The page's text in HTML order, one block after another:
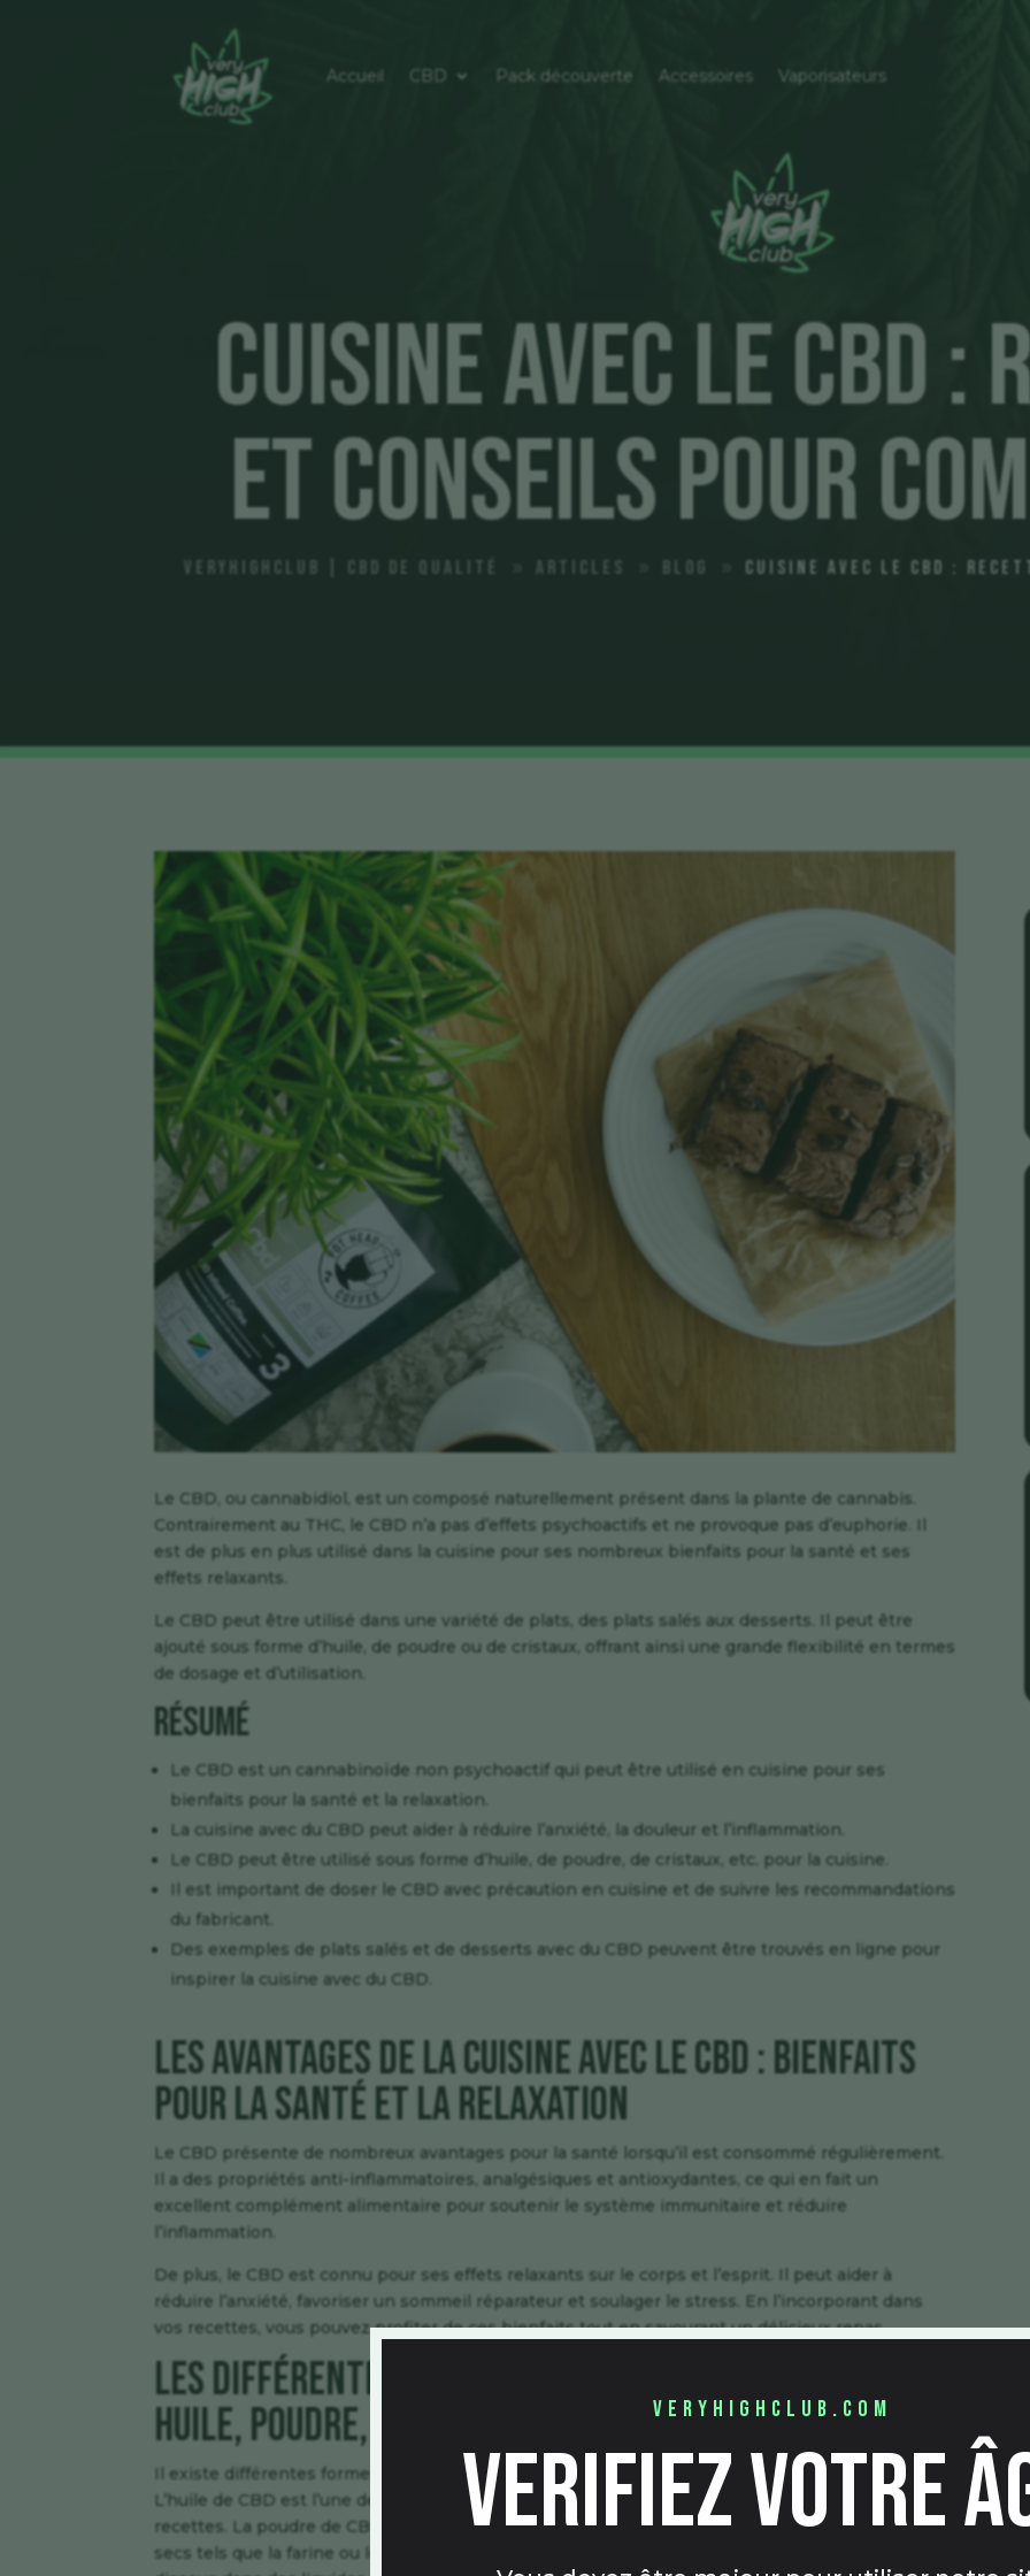
Accueil Pack découverte Accessoires Vaporisateurs
Cuisine avec le CBD :
et Conseils pour
VeryHighClub | CBD de qualité Articles Cuisine avec le CBD :
Le CBD, ou cannabidiol, est un composé naturellement présent dans la plante de cannabis.
Contrairement au THC, le CBD n’a pas d’effets psychoactifs et ne provoque pas d’euphorie. Il
est de plus en plus utilisé dans la cuisine pour ses nombreux bienfaits pour la santé et ses
effets relaxants.
Le CBD peut être utilisé dans une variété de plats, des plats salés aux desserts. Il peut être
ajouté sous forme d’huile, de poudre ou de cristaux, offrant ainsi une grande flexibilité en termes
de dosage et d’utilisation.
Résumé
Le CBD est un cannabinoïde non psychoactif qui peut être utilisé en cuisine pour ses
bienfaits pour la santé et la relaxation.
La cuisine avec du CBD peut aider à réduire l’anxiété, la douleur et l’inflammation.
Le CBD peut être utilisé sous forme d’huile, de poudre, de cristaux, etc. pour la cuisine.
Il est important de doser le CBD avec précaution en cuisine et de suivre les recommandations
du fabricant.
Des exemples de plats salés et de desserts avec du CBD peuvent être trouvés en ligne pour
inspirer la cuisine avec du CBD.
Les avantages de la cuisine avec le CBD : bienfaits
pour la santé et la relaxation
Le CBD présente de nombreux avantages pour la santé lorsqu’il est consommé régulièrement.
Il a des propriétés anti-inflammatoires, analgésiques et antioxydantes, ce qui en fait un
excellent complément alimentaire pour soutenir le système immunitaire et réduire
l’inflammation.
De plus, le CBD est connu pour ses effets relaxants sur le corps et l’esprit. Il peut aider à
réduire l’anxiété, favoriser un sommeil réparateur et soulager le stress. En l’incorporant dans
vos recettes, vous pouvez profiter de ces bienfaits tout en savourant un délicieux repas.
Les différentes formes de CBD pour la cuisine :
huile, poudre, cristaux, etc.
Il existe différentes formes de CBD disponibles sur le marché pour une utilisation en cuisine.
L’huile de CBD est l’une des formes les plus courantes et peut être facilement ajoutée à vos
recettes. La poudre de CBD est également populaire et peut être mélangée à des ingrédients
secs tels que la farine ou le sucre. Les cristaux de CBD sont une autre option et peuvent être
veryhighclub.com
verifiez votre